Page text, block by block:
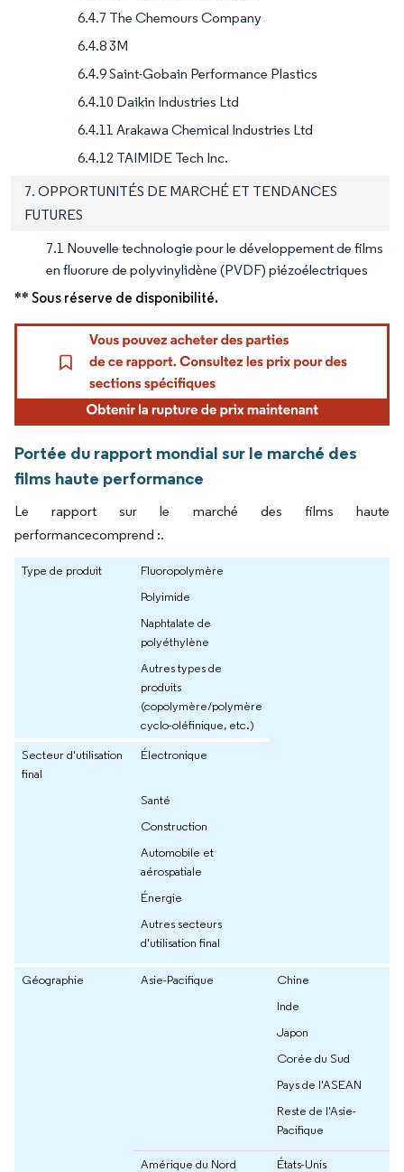
6.4.7 The Chemours Company
6.4.8 3M
6.4.9 Saint-Gobain Performance Plastics
6.4.10 Daikin Industries Ltd
6.4.11 Arakawa Chemical Industries Ltd
6.4.12 TAIMIDE Tech Inc.
7. OPPORTUNITÉS DE MARCHÉ ET TENDANCES
FUTURES
7.1 Nouvelle technologie pour le développement de films
en fluorure de polyvinylidène (PVDF) piézoélectriques
** Sous réserve de disponibilité.
Portée du rapport mondial sur le marché des
films haute performance
Le rapport sur le marché des films haute
performancecomprend :.
Type de produit
Fluoropolymère
Polyimide
Naphtalate de
polyéthylène
Autres types de
produits
(copolymère/polymère
cyclo-oléfinique, etc.)
Secteur d'utilisation
final
Électronique
Santé
Construction
Automobile et
aérospatiale
Énergie
Autres secteurs
d'utilisation final
Géographie Asie-Pacifique
Chine
Inde
Japon
Corée du Sud
Pays de l'ASEAN
Reste de l'Asie-
Pacifique
Amérique du Nord États-Unis